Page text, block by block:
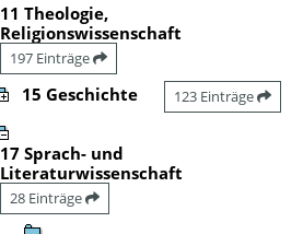
11 Theologie,
Religionswissenschaft
197 Einträge
15 Geschichte 123 Einträge
17 Sprach- und
Literaturwissenschaft
28 Einträge